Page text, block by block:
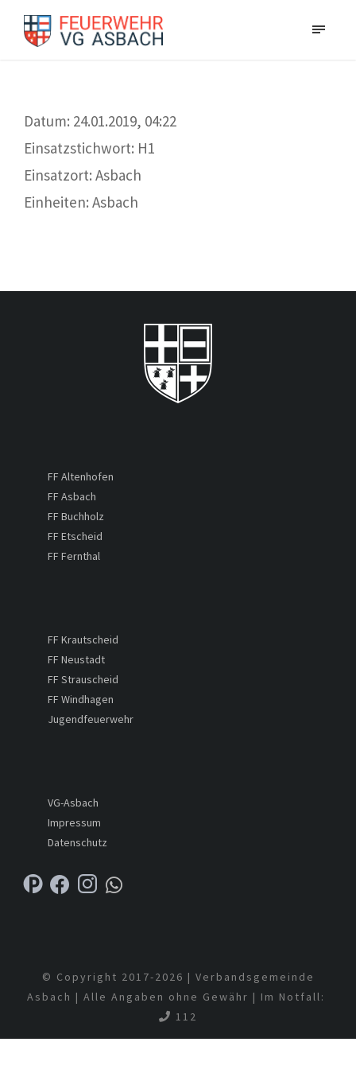
Datum: 24.01.2019, 04:22
Einsatzstichwort: H1
Einsatzort: Asbach
Einheiten: Asbach
FF Altenhofen
FF Asbach
FF Buchholz
FF Etscheid
FF Fernthal
FF Krautscheid
FF Neustadt
FF Strauscheid
FF Windhagen
Jugendfeuerwehr
VG-Asbach
Impressum
Datenschutz
© Copyright 2017-2026 | Verbandsgemeinde
Asbach | Alle Angaben ohne Gewähr | Im Notfall:
112